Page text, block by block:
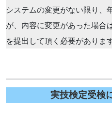
システムの変更がない限り、
が、内容に変更があった場合
を提出して頂く必要があります
実技検定受検